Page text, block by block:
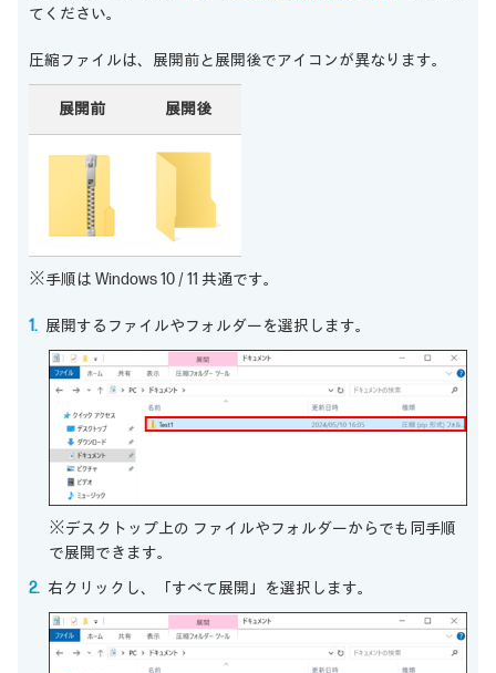
てください。
圧縮ファイルは、展開前と展開後でアイコンが異なります。
展開前 展開後
※手順は Windows 10 / 11 共通です。
展開するファイルやフォルダーを選択します。
※デスクトップ上の ファイルやフォルダーからでも同手順
で展開できます。
右クリックし、「すべて展開」を選択します。